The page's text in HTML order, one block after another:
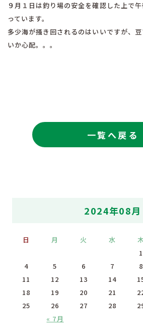
９月１日は釣り場の安全を確認した上で
っています。
多少海が掻き回されるのはいいですが、
いか心配。。。
一覧へ戻る
2024年08月
日 月 火 水
« 7月
1
4
5 6 7 8
11
12 13 14
18
19 20 21
25
26 27 28